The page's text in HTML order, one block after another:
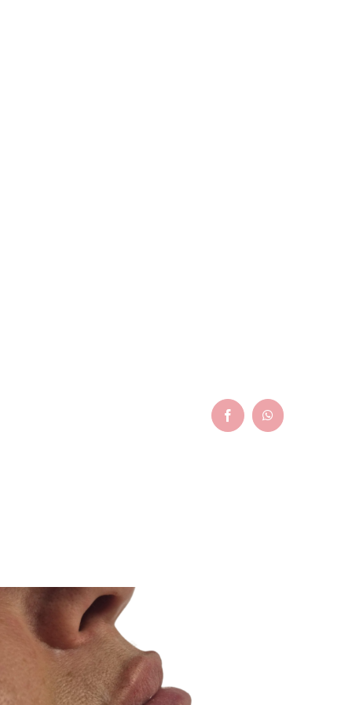
FacebookWhatsApp